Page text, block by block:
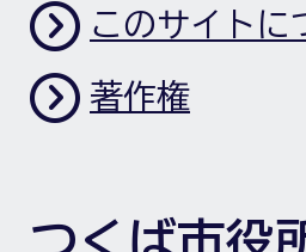
このサイトに
著作権
つくば市役